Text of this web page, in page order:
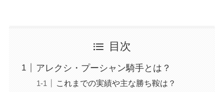
目次
アレクシ・プーシャン騎手とは？
これまでの実績や主な勝ち鞍は？